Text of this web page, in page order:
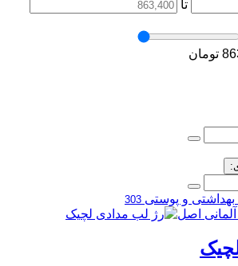
تا
بهداشتی و پوستی 303